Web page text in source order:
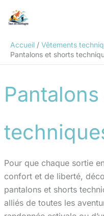
Accueil
Vêtements
Pantalons et shorts
Pour que chaque sortie
confort et de liberté,
pantalons et shorts
alliés de toutes les